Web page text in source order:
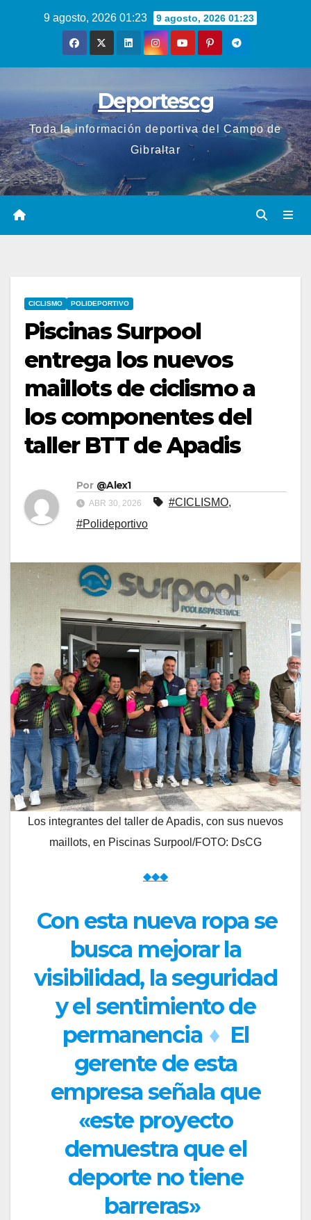
9 agosto, 2026 01:23 9 agosto, 2026 01:23
Deportescg
Toda la información deportiva del Campo de
Gibraltar
CICLISMO POLIDEPORTIVO
Piscinas Surpool
entrega los nuevos
maillots de ciclismo a
los componentes del
taller BTT de Apadis
Por @Alex1
ABR 30, 2026 #CICLISMO,
#Polideportivo
Los integrantes del taller de Apadis, con sus nuevos
maillots, en Piscinas Surpool/FOTO: DsCG
◆◆◆
Con esta nueva ropa se
busca mejorar la
visibilidad, la seguridad
y el sentimiento de
permanencia ♦ El
gerente de esta
empresa señala que
«este proyecto
demuestra que el
deporte no tiene
barreras»